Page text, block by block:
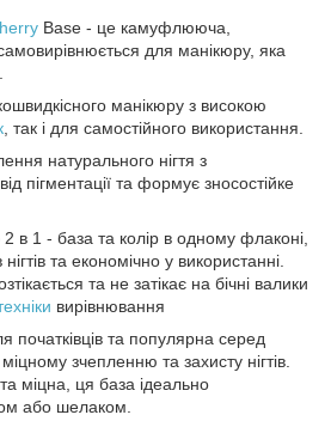
Base - це камуфлююча,
для манікюру, яка
манікюру з високою
, так і для самостійного використання.
натурального нігтя з
пігментації та формує зносостійке
2 в 1 - база та колір в одному флаконі,
нігтів та економічно у використанні.
та не затікає на бічні валики
вирівнювання
початківців та популярна серед
зчепленню та захисту нігтів.
міцна, ця база ідеально
або шелаком.